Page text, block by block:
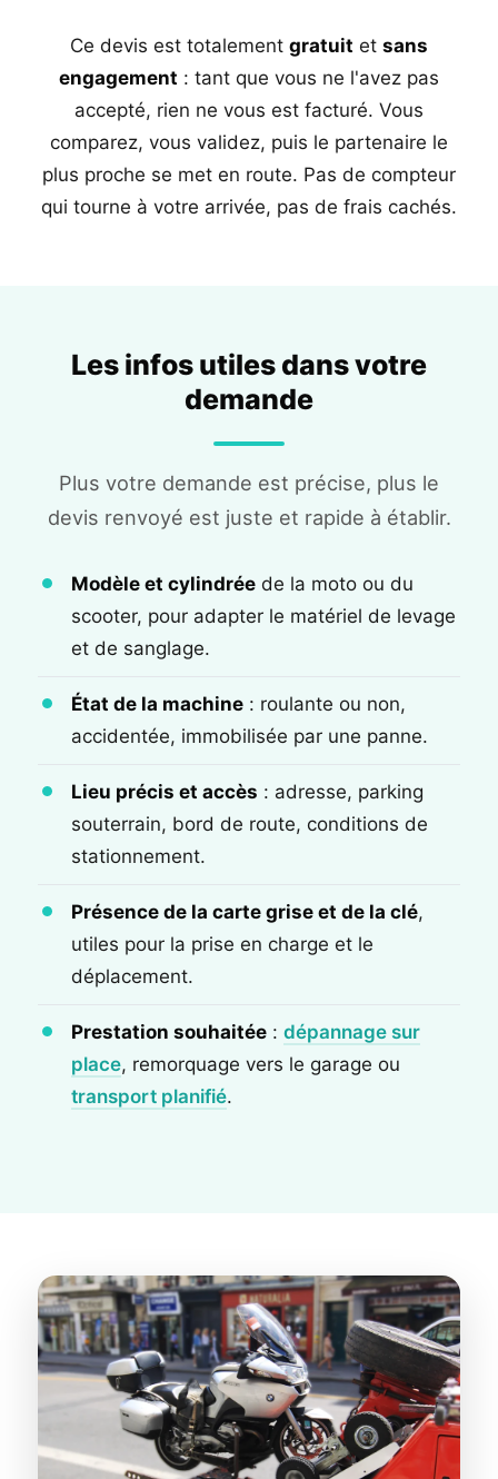
Ce devis est totalement gratuit et sans
engagement : tant que vous ne l'avez pas
accepté, rien ne vous est facturé. Vous
comparez, vous validez, puis le partenaire le
plus proche se met en route. Pas de compteur
qui tourne à votre arrivée, pas de frais cachés.
Les infos utiles dans votre
demande
Plus votre demande est précise, plus le
devis renvoyé est juste et rapide à établir.
Modèle et cylindrée de la moto ou du
scooter, pour adapter le matériel de levage
et de sanglage.
État de la machine : roulante ou non,
accidentée, immobilisée par une panne.
Lieu précis et accès : adresse, parking
souterrain, bord de route, conditions de
stationnement.
Présence de la carte grise et de la clé,
utiles pour la prise en charge et le
déplacement.
Prestation souhaitée : dépannage sur
place, remorquage vers le garage ou
transport planifié.